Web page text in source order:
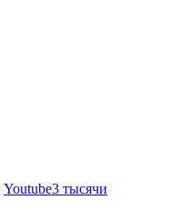
Youtube3 тысячи